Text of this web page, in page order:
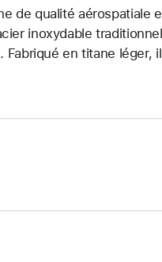
de qualité aérospatiale
inoxydable
en titane léger,